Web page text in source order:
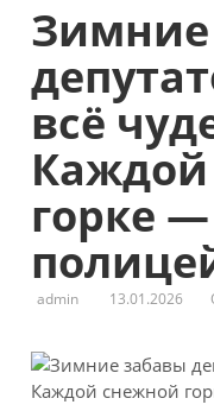
всё
горке
admin 13.01.2026